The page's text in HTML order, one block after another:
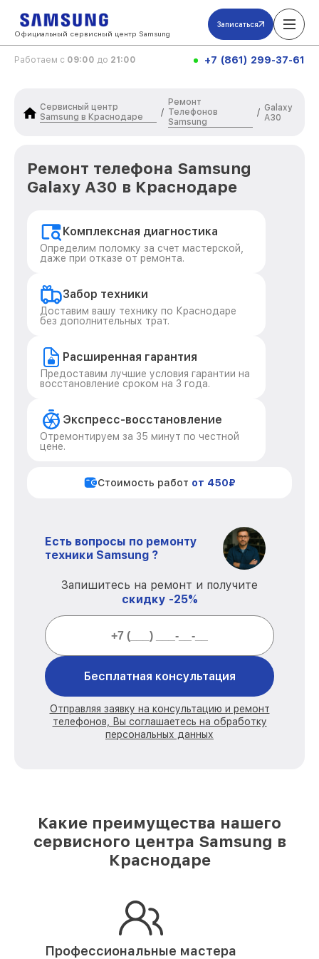
Официальный сервисный центр Samsung
Записаться
Работаем с 09:00 до 21:00 +7 (861) 299-37-61
Сервисный центр
Samsung в Краснодаре
/
Ремонт
Телефонов
Samsung
/ Galaxy
A30
Ремонт телефона Samsung
Galaxy A30 в Краснодаре
Комплексная диагностика
Определим поломку за счет мастерской,
даже при отказе от ремонта.
Забор техники
Доставим вашу технику по Краснодаре
без дополнительных трат.
Расширенная гарантия
Предоставим лучшие условия гарантии на
восстановление сроком на 3 года.
Экспресс-восстановление
Отремонтируем за 35 минут по честной
цене.
Стоимость работ от 450₽
Есть вопросы по ремонту
техники Samsung ?
Запишитесь на ремонт и получите
скидку -25%
Бесплатная консультация
Отправляя заявку на консультацию и ремонт
телефонов, Вы соглашаетесь на обработку
персональных данных
Какие преимущества нашего
сервисного центра Samsung в
Краснодаре
Профессиональные мастера